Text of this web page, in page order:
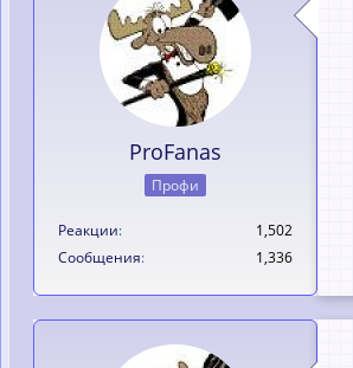
ProFanas
Профи
Реакции
1,502
Сообщения
1,336